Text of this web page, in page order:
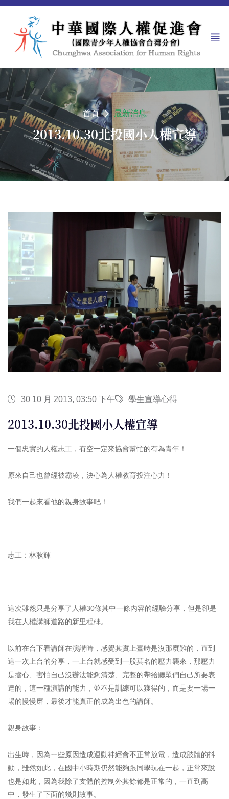
首頁 最新消息
2013.10.30北投國小人權宣導
30 10 月 2013, 03:50 下午 學生宣導心得
2013.10.30北投國小人權宣導
一個忠實的人權志工，有空一定來協會幫忙的有為青年！
原來自己也曾經被霸凌，決心為人權教育投注心力！
我們一起來看他的親身故事吧！
志工：林耿輝
這次雖然只是分享了人權30條其中一條內容的經驗分享，但是卻是
我在人權講師道路的新里程碑。
以前在台下看講師在演講時，感覺其實上臺時是沒那麼難的，直到
這一次上台的分享，一上台就感受到一股莫名的壓力襲來，那壓力
是擔心、害怕自己沒辦法能夠清楚、完整的帶給聽眾們自己所要表
達的，這一種演講的能力，並不是訓練可以獲得的，而是要一場一
場的慢慢磨，最後才能真正的成為出色的講師。
親身故事：
出生時，因為ㄧ些原因造成運動神經會不正常放電，造成肢體的抖
動，雖然如此，在國中小時期仍然能夠跟同學玩在一起，正常來說
也是如此，因為我除了支體的控制外其餘都是正常的，一直到高
中，發生了下面的幾則故事。